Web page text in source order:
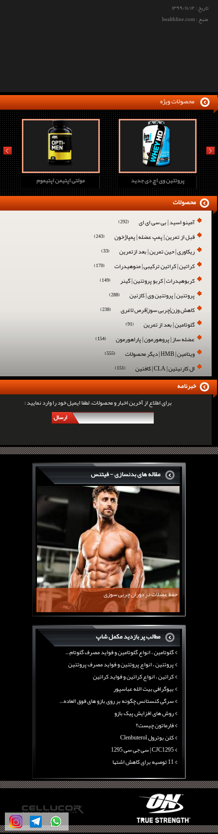
تاریخ :۱۳۹۹/۱۱/۱۲
منبع : healthline.com
محصولات ویژه
مولتی اپتیمن اپتیموم پروتئین وی اچ دی جدید
prev next
آمینو اسید | بی سی ای ای (292)
قبل از تمرین | پمپ عضله | پمپاژخون (243)
ریکاوری | حین تمرین | بعد ازتمرین (33)
کراتین | کراتین ترکیبی | منوهیدرات (170)
کربوهیدرات | کربو پروتئین | گینر (149)
پروتئین | پروتئین وی | کازئین (288)
کاهش وزن|چربی سوز|قرص لاغری (238)
گلوتامین | بعد از تمرین (91)
عضله ساز | پروهورمون | پاراهورمون (154)
ویتامین | HMB | دیگر محصولات (555)
ال کارنیتین | CLA | کافئین (151)
محصولات
برای اطلاع از آخرین اخبار و محصولات، لطفا ایمیل خود را وارد نمایید :
ارسال
خبرنامه
مقاله های بدنسازی - فیتنس
حفظ عضلات در دوران چربی سوزی
مطالب پر بازدید مکمل شاپ
سرگی کنستانس چگونه بر روی بازو های فوق العاده...
روش های افزایش پیک بازو
فارماتون چیست؟
کلن بوترول Clenbuterol
CJC1295 | سی جی سی 1295
11 توصیه برای کاهش اشتها
معرفی یک برنامه غذایی جامع برای افزایش قد
چربی سوزی با چای سبز
بیوگرافی علی تبریزی
منابع پروتئینی غیر گوشتی
آرژنین ، فواید آرژنین و نقش آرژنین در بدن
گلوتامین ، انواع گلوتامین و فواید مصرف گلوتام...
پروتئین ، انواع پروتئین و فواید مصرف پروتئین
کراتین ، انواع کراتین و فواید کراتین
بیوگرافی بیت الله عباسپور
سرگی کنستانس چگونه بر روی بازو های فوق العاده...
روش های افزایش پیک بازو
فارماتون چیست؟
کلن بوترول Clenbuterol
CJC1295 | سی جی سی 1295
11 توصیه برای کاهش اشتها
چربی سوزی با چای سبز
بیوگرافی علی تبریزی
منابع پروتئینی غیر گوشتی
آرژنین ، فواید آرژنین و نقش آرژنین در بدن